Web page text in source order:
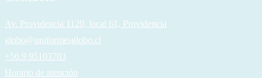
Av. Providencia 1120, local 61, Providencia
globo@uniformesglobo.cl
+56 9 95103703
Horario de atención